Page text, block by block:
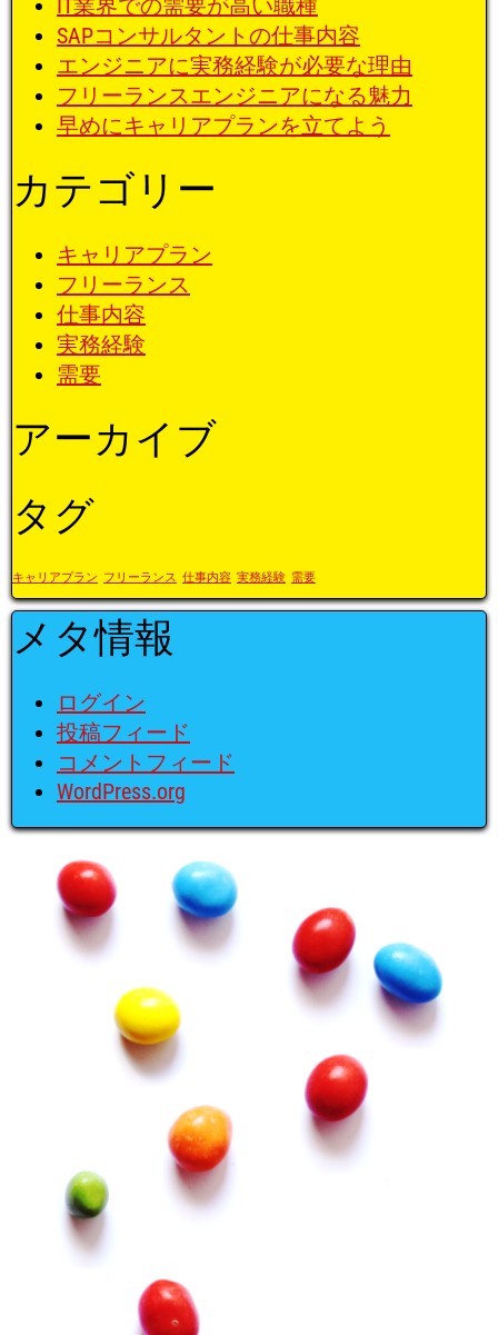
IT業界での需要が高い職種
SAPコンサルタントの仕事内容
エンジニアに実務経験が必要な理由
フリーランスエンジニアになる魅力
早めにキャリアプランを立てよう
カテゴリー
キャリアプラン
フリーランス
仕事内容
実務経験
需要
アーカイブ
タグ
キャリアプラン フリーランス 仕事内容 実務経験 需要
メタ情報
ログイン
投稿フィード
コメントフィード
WordPress.org